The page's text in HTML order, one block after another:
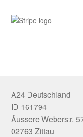
A24 Deutschland
ID 161794
Äussere Weberstr.
02763 Zittau